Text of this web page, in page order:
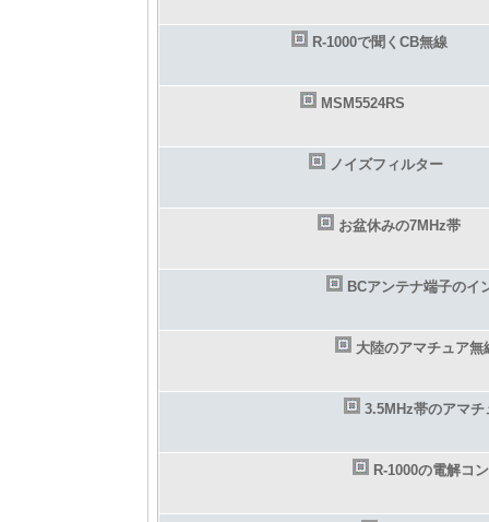
R-1000で聞くCB無線
MSM5524RS
ノイズフィルター
お盆休みの7MHz帯
BCアンテナ端子のイ
大陸のアマチュア無
3.5MHz帯のアマチ
R-1000の電解コ